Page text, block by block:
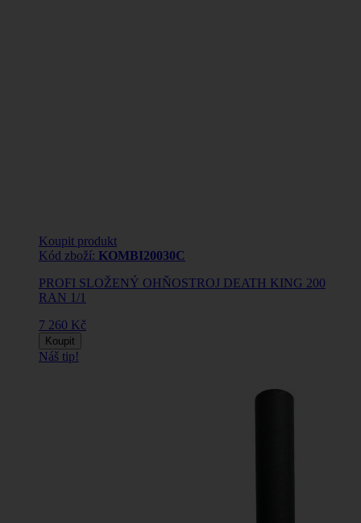
Koupit produkt
Kód zboží: KOMBI20030C
PROFI SLOŽENÝ OHŇOSTROJ DEATH KING 200
RAN 1/1
7 260 Kč
Koupit
Náš tip!